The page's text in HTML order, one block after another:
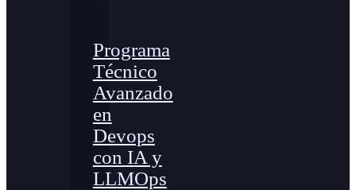
Programa
Técnico
Avanzado
en
Devops
con IA y
LLMOps